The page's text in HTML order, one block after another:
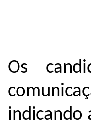
Os
indicando